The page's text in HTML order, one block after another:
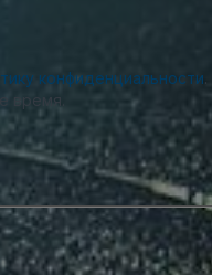
конфиденциальности
время.